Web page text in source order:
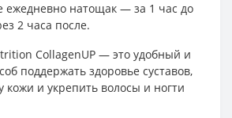
ежедневно натощак — за 1 час до
2 часа после.
CollagenUP — это удобный и
поддержать здоровье суставов,
кожи и укрепить волосы и ногти